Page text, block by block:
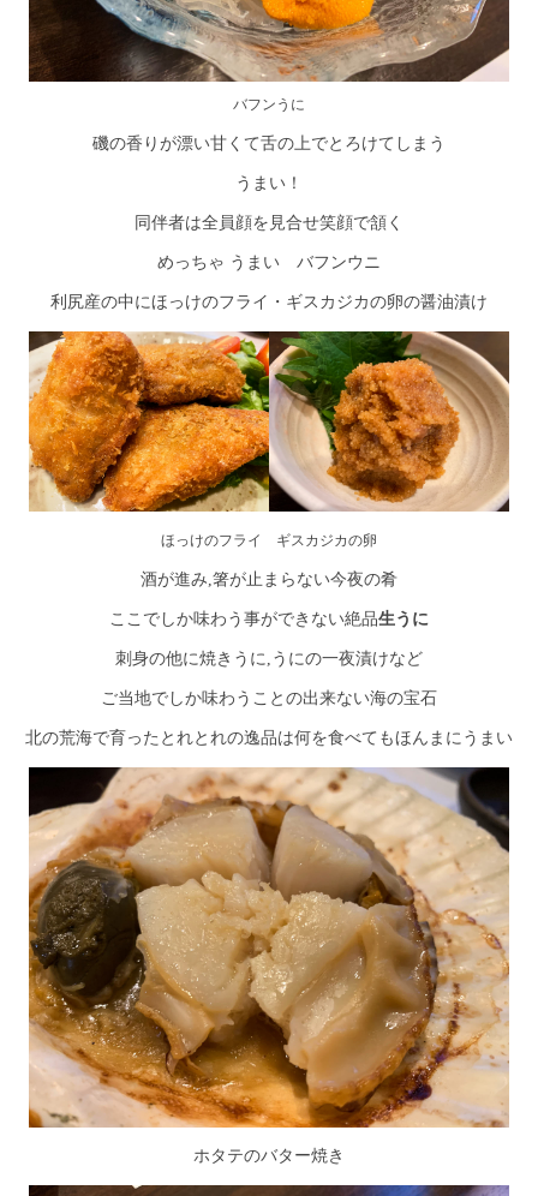
バフンうに
磯の香りが漂い甘くて舌の上でとろけてしまう
うまい！
同伴者は全員顔を見合せ笑顔で頷く
めっちゃ うまい バフンウニ
利尻産の中にほっけのフライ・ギスカジカの卵の醤油漬け
ほっけのフライ ギスカジカの卵
酒が進み,箸が止まらない今夜の肴
ここでしか味わう事ができない絶品生うに
刺身の他に焼きうに,うにの一夜漬けなど
ご当地でしか味わうことの出来ない海の宝石
北の荒海で育ったとれとれの逸品は何を食べてもほんまにうまい
ホタテのバター焼き